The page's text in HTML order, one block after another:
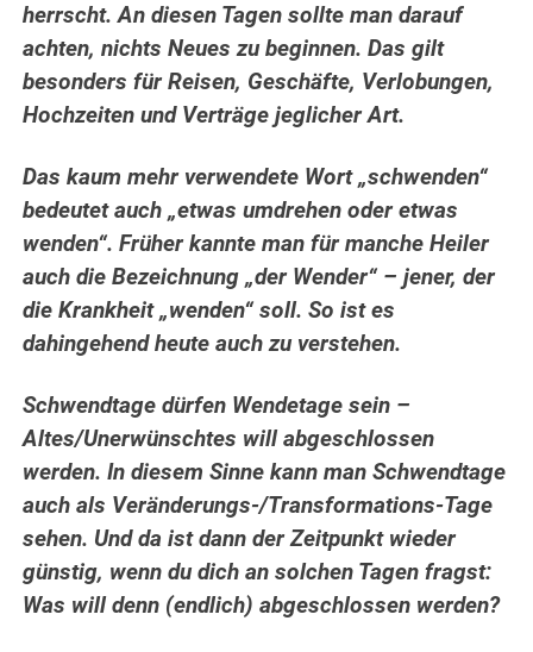
herrscht.An diesen Tagen sollte man darauf
achten, nichts Neues zu beginnen. Das gilt
besonders für Reisen, Geschäfte, Verlobungen,
Hochzeiten und Verträge jeglicher Art.
Das kaum mehr verwendete Wort „schwenden“
bedeutet auch „etwas umdrehen oder etwas
wenden“. Früher kannte man für manche Heiler
auch die Bezeichnung „der Wender“ – jener, der
die Krankheit „wenden“ soll. So ist es
dahingehend heute auch zu verstehen.
Schwendtage dürfen Wendetage sein –
Altes/Unerwünschtes will abgeschlossen
werden. In diesem Sinne kann man Schwendtage
auch als Veränderungs-/Transformations-Tage
sehen. Und da ist dann der Zeitpunkt wieder
günstig, wenn du dich an solchen Tagen fragst:
Was will denn (endlich) abgeschlossen werden?